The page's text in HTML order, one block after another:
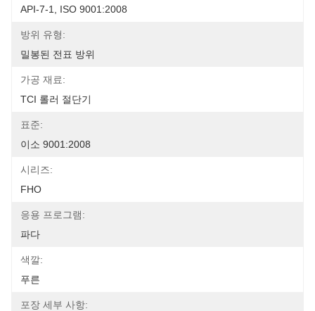
API-7-1, ISO 9001:2008
방위 유형:
밀봉된 전표 방위
가공 재료:
TCI 롤러 절단기
표준:
이소 9001:2008
시리즈:
FHO
응용 프로그램:
파다
색깔:
푸른
포장 세부 사항: